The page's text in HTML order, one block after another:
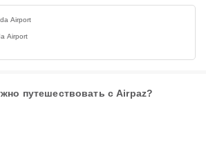
Airport
Airport
путешествовать с Airpaz?